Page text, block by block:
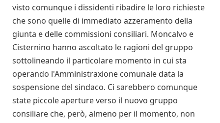
visto comunque i dissidenti ribadire le loro richieste
che sono quelle di immediato azzeramento della
giunta e delle commissioni consiliari. Moncalvo e
Cisternino hanno ascoltato le ragioni del gruppo
sottolineando il particolare momento in cui sta
operando l'Amministraxione comunale data la
sospensione del sindaco. Ci sarebbero comunque
state piccole aperture verso il nuovo gruppo
consiliare che, però, almeno per il momento, non